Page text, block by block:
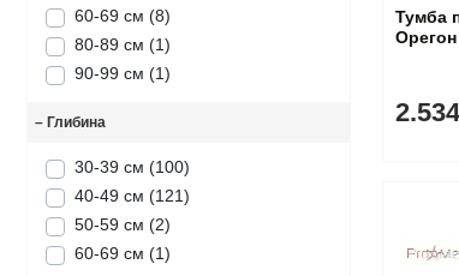
60-69 см (8)
80-89 см (1)
90-99 см (1)
– Глибина
30-39 см (100)
40-49 см (121)
50-59 см (2)
60-69 см (1)
Тумба